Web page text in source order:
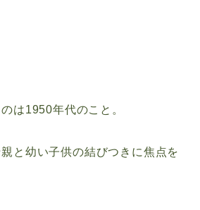
は1950年代のこと。
と幼い子供の結びつきに焦点を